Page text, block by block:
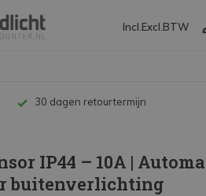
Incl. Excl. BTW
Tot 10 jaar garantie
IP44 – 10A |
buitenverlichting